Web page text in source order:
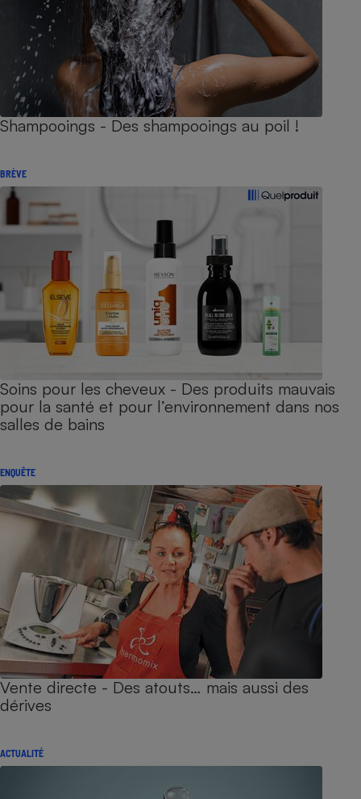
Shampooings - Des shampooings au poil !
BRÈVE
Soins pour les cheveux - Des produits mauvais
pour la santé et pour l’environnement dans nos
salles de bains
ENQUÊTE
Vente directe - Des atouts… mais aussi des
dérives
ACTUALITÉ